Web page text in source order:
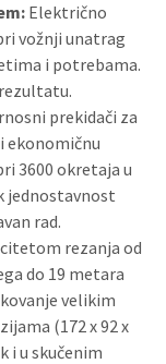
Električno
vožnji unatrag
i potrebama.
prekidači za
ekonomičnu
3600 okretaja u
jednostavnost
rad.
rezanja od
do 19 metara
velikim
(172 x 92 x
i u skučenim